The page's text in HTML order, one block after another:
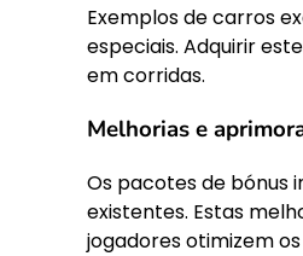
Exemplos de carros
especiais. Adquirir
em corridas.
Melhorias e
Os pacotes de bónus
existentes. Estas
jogadores otimizem